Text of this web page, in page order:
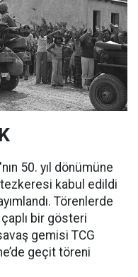
50. yıl dönümüne
kabul edildi
Törenlerde
bir gösteri
gemisi TCG
geçit töreni